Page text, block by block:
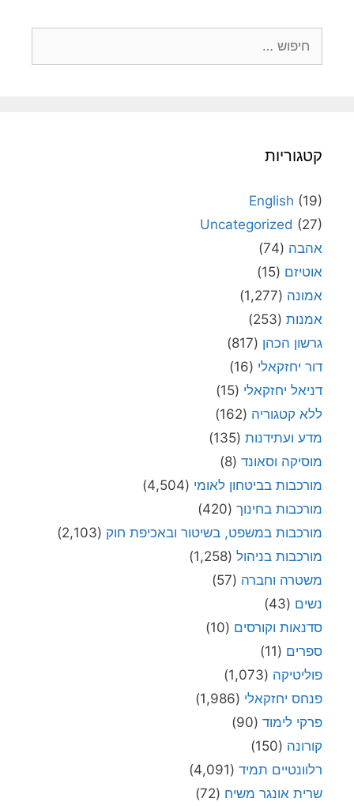
קטגוריות
English (19)
Uncategorized (27)
אהבה (74)
אוטיזם (15)
אמונה (1,277)
אמנות (253)
גרשון הכהן (817)
דור יחזקאלי (16)
דניאל יחזקאלי (15)
ללא קטגוריה (162)
מדע ועתידנות (135)
מוסיקה וסאונד (8)
מורכבות בביטחון לאומי (4,504)
מורכבות בחינוך (420)
מורכבות במשפט, בשיטור ובאכיפת חוק (2,103)
מורכבות בניהול (1,258)
משטרה וחברה (57)
נשים (43)
סדנאות וקורסים (10)
ספרים (11)
פוליטיקה (1,073)
פנחס יחזקאלי (1,986)
פרקי לימוד (90)
קורונה (150)
רלוונטיים תמיד (4,091)
שרית אונגר משיח (72)